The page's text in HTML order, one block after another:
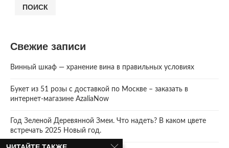
ПОИСК
Свежие записи
Винный шкаф — хранение вина в правильных условиях
Букет из 51 розы с доставкой по Москве – заказать в
интернет-магазине AzaliaNow
Год Зеленой Деревянной Змеи. Что надеть? В каком цвете
встречать 2025 Новый год.